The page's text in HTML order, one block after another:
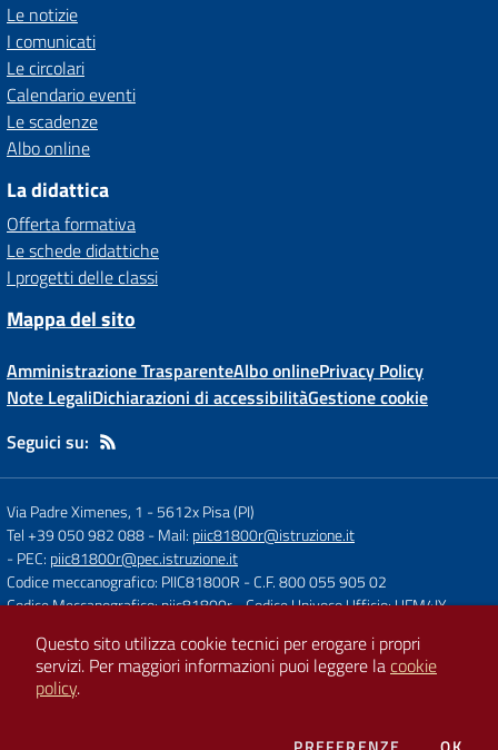
Le notizie
I comunicati
Le circolari
Calendario eventi
Le scadenze
Albo online
La didattica
Offerta formativa
Le schede didattiche
I progetti delle classi
Mappa del sito
Amministrazione TrasparenteAlbo onlinePrivacy Policy
Note LegaliDichiarazioni di accessibilitàGestione cookie
Seguici su:
Via Padre Ximenes, 1 -5612x Pisa (PI)
Tel +39 050 982 088- Mail: piic81800r@istruzione.it
- PEC: piic81800r@pec.istruzione.it
Codice meccanografico: PIIC81800R - C.F. 800 055 905 02
Codice Meccanografico: piic81800r- Codice Univoco Ufficio: UFM4IY
Concept & Design by
Designers Italia
Questo sito utilizza cookie tecnici per erogare i propri
servizi. Per maggiori informazioni puoi leggere lacookie
policy.
DEI COOKIE